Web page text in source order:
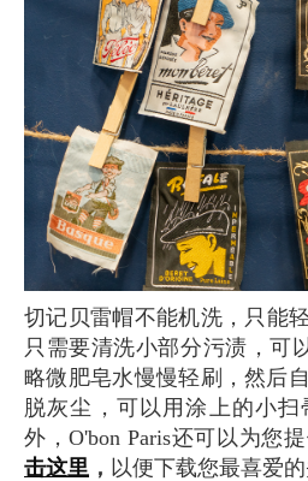
切记贝雷帽不能机洗，只能轻柔手洗或干洗。 如果
只需要清洗小部分污渍，可
略微肥皂水慢慢轻刷，然后
脱灰尘，可以用涂上的小
外，O'bon Paris还可以为您
击这里 ， 以便下载您最喜爱的